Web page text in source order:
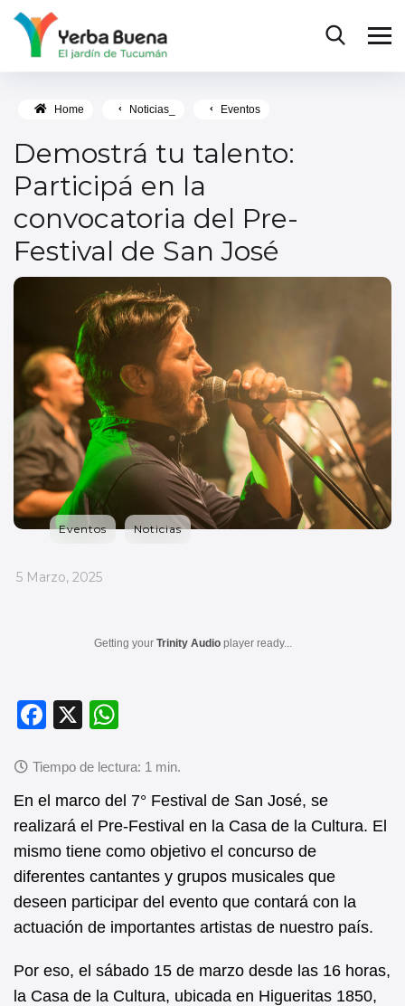
Home Noticias_ Eventos
Demostrá tu talento:
Participá en la
convocatoria del Pre-
Festival de San José
Eventos Noticias
_
5 Marzo, 2025
Getting your Trinity Audio player ready...
F
c
e
b
o
o
k
X
at
s
A
p
p
En el marco del 7° Festival de San José, se
realizará el Pre-Festival en la Casa de la Cultura. El
mismo tiene como objetivo el concurso de
diferentes cantantes y grupos musicales que
deseen participar del evento que contará con la
actuación de importantes artistas de nuestro país.
Por eso, el sábado 15 de marzo desde las 16 horas,
la Casa de la Cultura, ubicada en Higueritas 1850,